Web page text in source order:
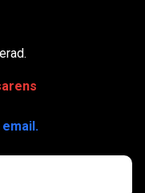
email.